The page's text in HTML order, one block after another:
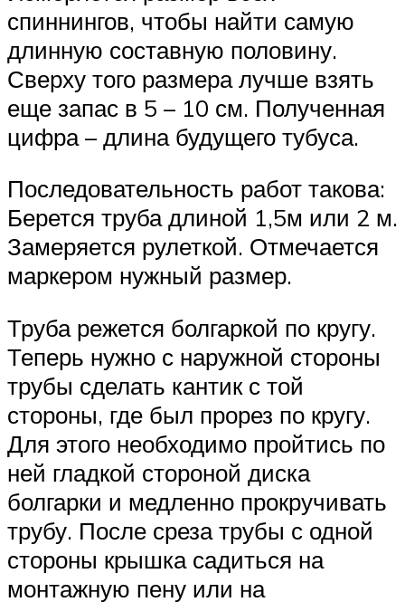
спиннингов, чтобы найти самую
длинную составную половину.
Сверху того размера лучше взять
еще запас в 5 – 10 см. Полученная
цифра – длина будущего тубуса.
Последовательность работ такова:
Берется труба длиной 1,5м или 2 м.
Замеряется рулеткой. Отмечается
маркером нужный размер.
Труба режется болгаркой по кругу.
Теперь нужно с наружной стороны
трубы сделать кантик с той
стороны, где был прорез по кругу.
Для этого необходимо пройтись по
ней гладкой стороной диска
болгарки и медленно прокручивать
трубу. После среза трубы с одной
стороны крышка садиться на
монтажную пену или на